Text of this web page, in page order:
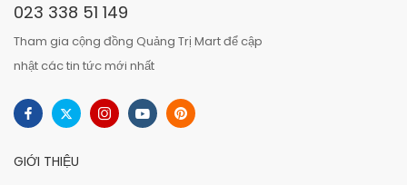
023 338 51 149
Tham gia cộng đồng Quảng Trị Mart để cập
nhật các tin tức mới nhất
GIỚI THIỆU